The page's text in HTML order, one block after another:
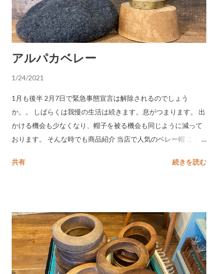
アルパカベレー
1/24/2021
1月も後半 2月7日で緊急事態宣言は解除されるのでしょう
か。。 しばらくは我慢の生活は続きます。息がつまります。 出
かける機会も少なくなり、帽子を被る機会も同じように減って
おります。 そんな時でも商品紹介 当店で人気のベレー帽 こち
スカラーも重くなりすぎず非常に被りやすいカラー サイズ調整
共有 続きを読む